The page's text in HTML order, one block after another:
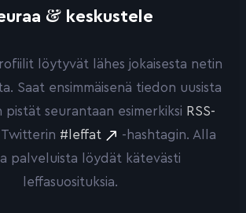
& keskustele
löytyvät lähes jokaisesta netin
Saat ensimmäisenä tiedon uusista
pistät seurantaan esimerkiksi RSS-
#leffat
-hashtagin. Alla
palveluista löydät kätevästi
leffasuosituksia.